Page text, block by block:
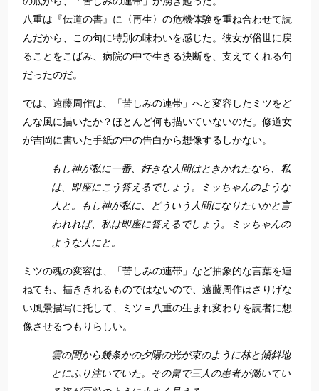
八重は『伝道の書』に〈再生〉の危機体験を重ね合わせて読
んだから、この句に特別の味わいを感じた。彼女が俗世に戻
ることをこばみ、病院の中で生きる決断を、支えてくれる句
だったのだ。
では、遠藤周作は、「苦しみの連帯」へと変容したミツをど
んな風に描いたか？ほとんど何も描いていないのだ。修道女
が吉岡に書いた手紙の中の告白から想像するしかない。
もし神が私に一番、好きな人間はときかれたなら、私
は、即座にこう答えるでしょう。ミッちゃんのような
人と。もし神が私に、どういう人間になりたいかと言
われれば、私は即座に答えるでしょう。ミッちゃんの
ような人にと。
ミツの魂の変容は、「苦しみの連帯」など抽象的な言葉を連
ねても、描ききれるものではないので、遠藤周作はさりげな
い風景描写に托して、ミツ＝八重の生まれ変わりを読者に想
像させるつもりらしい。
雲の間から幾条かの夕陽の光が束のように林と傾斜地
とにふり注いでいた。その畠で三人の患者が働いてい